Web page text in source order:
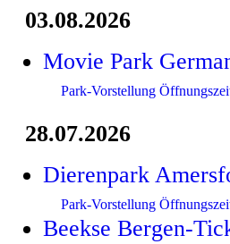
03.08.2026
Movie Park
Park-Vorstellung
28.07.2026
Dierenpark
Park-Vorstellung
Beekse Bergen-